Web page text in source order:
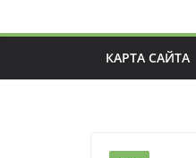
КАРТА САЙТА